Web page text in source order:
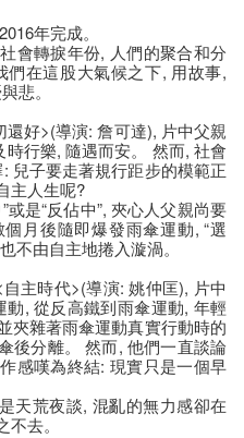
年完成。
會轉捩年份, 人們的聚合和分
在這股大氣候之下, 用故事,
悲。
好>(導演: 詹可達), 片中父親
時行樂, 隨遇而安。 然而, 社會
兒子要走著規行距步的模範正
主人生呢?
是“反佔中”, 夾心人父親尚要
月後隨即爆發雨傘運動, “選
不由自主地捲入漩渦。
主時代>(導演: 姚仲匡), 片中
, 從反高鐵到雨傘運動, 年輕
夾雜著雨傘運動真實行動時的
後分離。 然而, 他們一直談論
感嘆為終結: 現實只是一個早
天荒夜談, 混亂的無力感卻在
去。